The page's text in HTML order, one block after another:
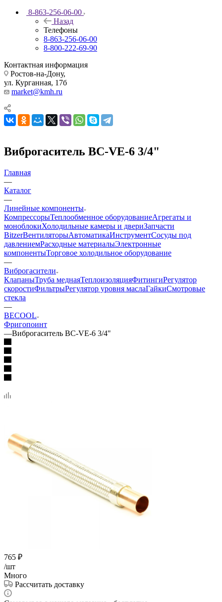
8-863-256-06-00
Назад
Телефоны
8-863-256-06-00
8-800-222-69-90
Контактная информация
Ростов-на-Дону,
ул. Курганная, 17б
market@kmh.ru
Виброгаситель BC-VE-6 3/4"
Главная
—
Каталог
—
Линейные компоненты
КомпрессорыТеплообменное оборудованиеАгрегаты и
моноблокиХолодильные камеры и двериЗапчасти
BitzerВентиляторыАвтоматикаИнструментСосуды под
давлениемРасходные материалыЭлектронные
компонентыТорговое холодильное оборудование
—
Виброгасители
КлапаныТруба меднаяТеплоизоляцияФитингиРегулятор
скоростиФильтрыРегулятор уровня маслаГайкиСмотровые
стекла
—
BECOOL
Фригопоинт
—Виброгаситель BC-VE-6 3/4"
765 ₽
/шт
Много
Рассчитать доставку